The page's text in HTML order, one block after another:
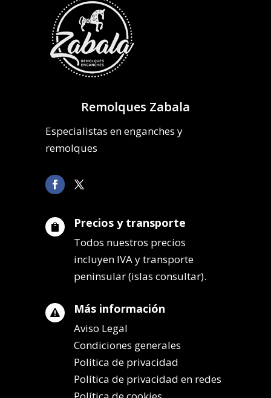
Remolques Zabala
Especialistas en enganches y
remolques
 Precios y transporte
Todos nuestros precios
incluyen IVA y transporte
peninsular (islas consultar).
 Más información
Aviso Legal
Condiciones generales
Política de privacidad
Política de privacidad en redes